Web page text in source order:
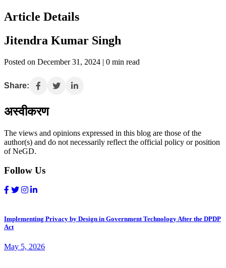
Article Details
Jitendra Kumar Singh
Posted on December 31, 2024 | 0 min read
Share:
अस्वीकरण
The views and opinions expressed in this blog are those of the
author(s) and do not necessarily reflect the official policy or position
of NeGD.
Follow Us
Implementing Privacy by Design in Government Technology After the DPDP
Act
May 5, 2026